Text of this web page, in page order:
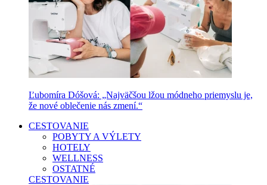
Ľubomíra Dóšová: „Najväčšou lžou módneho priemyslu je,
že nové oblečenie nás zmení.“
CESTOVANIE
POBYTY A VÝLETY
HOTELY
WELLNESS
OSTATNÉ
CESTOVANIE